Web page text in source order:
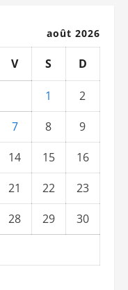
août 2026
V S D
1
2
7 8
9
14 15
16
21 22
23
28 29
30